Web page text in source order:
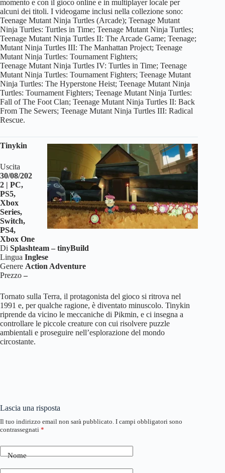
momento e con il gioco online e in multiplayer locale per
alcuni dei titoli. I videogame inclusi nella collezione sono:
Teenage Mutant Ninja Turtles (Arcade); Teenage Mutant
Ninja Turtles: Turtles in Time; Teenage Mutant Ninja Turtles;
Teenage Mutant Ninja Turtles II: The Arcade Game; Teenage;
Mutant Ninja Turtles III: The Manhattan Project; Teenage
Mutant Ninja Turtles: Tournament Fighters;
Teenage Mutant Ninja Turtles IV: Turtles in Time; Teenage
Mutant Ninja Turtles: Tournament Fighters; Teenage Mutant
Ninja Turtles: The Hyperstone Heist; Teenage Mutant Ninja
Turtles: Tournament Fighters; Teenage Mutant Ninja Turtles:
Fall of The Foot Clan; Teenage Mutant Ninja Turtles II: Back
From The Sewers; Teenage Mutant Ninja Turtles III: Radical
Rescue.
Tinykin
Uscita
30/08/202
2 | PC,
PS5,
Xbox
Series,
Switch,
PS4,
Xbox One
Di Splashteam – tinyBuild
Lingua Inglese
Genere Action Adventure
Prezzo–
Tornato sulla Terra, il protagonista del gioco si ritrova nel
1991 e, per qualche ragione, è diventato minuscolo. Tinykin
riprende da vicino le meccaniche di Pikmin, e ci insegna a
controllare le piccole creature con cui risolvere puzzle
ambientali e proseguire nell’esplorazione del mondo
circostante.
Lascia una risposta
Il tuo indirizzo email non sarà pubblicato. I campi obbligatori sono
contrassegnati *
Nome